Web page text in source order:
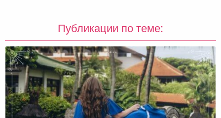
Публикации по теме: